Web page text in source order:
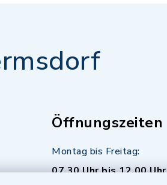
Öffnungszeiten
Montag bis Freitag:
07.30 Uhr bis 12.00 Uhr